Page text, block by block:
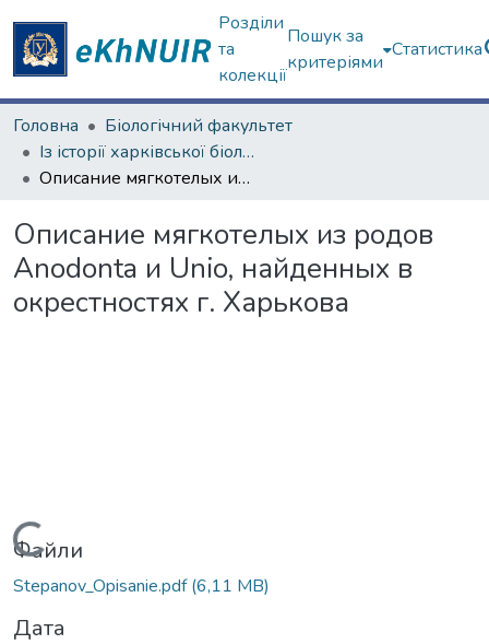
Розділи
та
колекції
Пошук за
критеріями
Статистика
Головна
Біологічний факультет
Із історії харківської біологічної школи
Описание мягкотелых из родов Anodonta и Unio, найденных в окрестностях г. Харькова
Описание мягкотелых из родов
Anodonta и Unio, найденных в
окрестностях г. Харькова
Вантажиться...
Файли
Stepanov_Opisanie.pdf(6,11 MB)
Дата